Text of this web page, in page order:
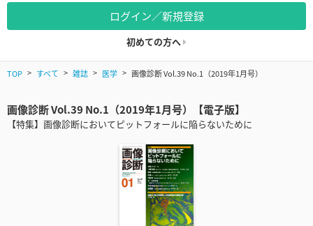
ログイン／新規登録
初めての方へ
TOP すべて 雑誌 医学 画像診断 Vol.39 No.1（2019年1月号）
画像診断 Vol.39 No.1（2019年1月号）【電子版】
【特集】画像診断においてピットフォールに陥らないために